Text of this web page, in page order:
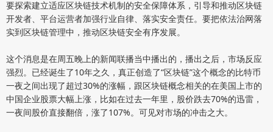
要探索建立适应区块链技术机制的安全保障体系，引导和推动区块链
开发者、平台运营者加强行业自律、落实安全责任。要把依法治网落
实到区块链管理中，推动区块链安全有序发展。
这个消息是在周五晚上的新闻联播当中播出的，播出之后，市场反应
强烈。已经诞生了10年之久，真正创造了“区块链”这个概念的比特币
一夜之间出现了超过30%的涨幅，跟区块链概念相关的在美国上市的
中国企业股票大幅上涨，比如在过去一年里，股价跌去70%的迅雷，
一夜间股价直接翻倍，涨了107%。可见对市场的冲击之大。